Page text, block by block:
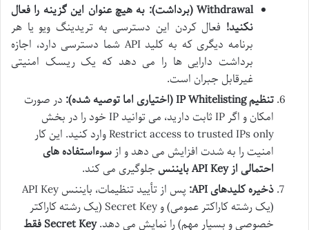
Withdrawal (برداشت):
به هیچ عنوان این گزینه را فعال
نکنید! فعال کردن این دسترسی به تریدینگ ویو یا هر
برنامه دیگری که به کلید API شما دسترسی دارد، اجازه
برداشت دارایی ها را می دهد که یک ریسک امنیتی
غیرقابل جبران است.
تنظیم IP Whitelisting (اختیاری اما توصیه شده):
در صورت
امکان و اگر IP ثابت دارید، می توانید IP خود را در بخش
Restrict access to trusted IPs only وارد کنید. این کار
امنیت را به شدت افزایش می دهد و ازسوءاستفاده های
احتمالی از API Key بایننس
جلوگیری می کند.
ذخیره کلیدهای API:
پس از تأیید تنظیمات، بایننس API Key
(یک رشته کاراکتر عمومی) و Secret Key (یک رشته کاراکتر
خصوصی و بسیار مهم) را نمایش می دهد.
Secret Key فقط